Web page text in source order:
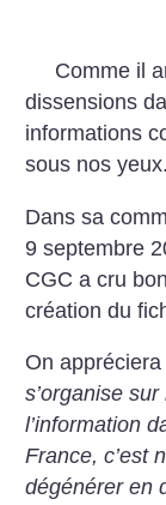
Comme il
dissensions
informations
sous nos yeux.
Dans sa
9 septembre
CGC a cru
création du
On
s’organise
l’information
France, c’est
dégénérer en